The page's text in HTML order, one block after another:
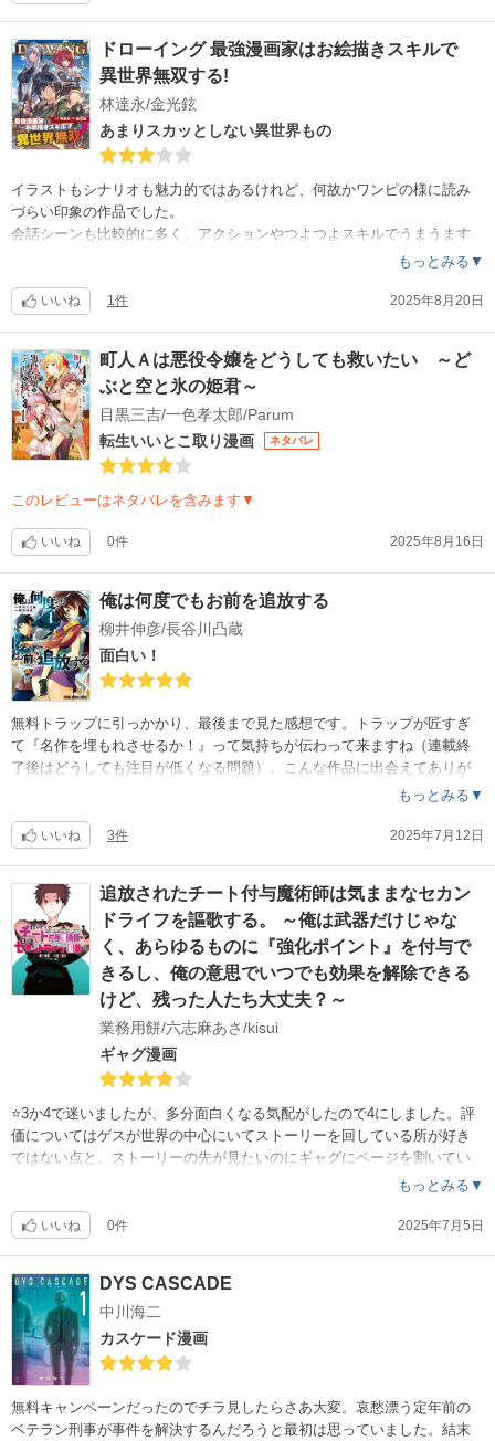
ドローイング 最強漫画家はお絵描きスキルで
異世界無双する!
林達永/金光鉉
あまりスカッとしない異世界もの
イラストもシナリオも魅力的ではあるけれど、何故かワンピの様に読み
づらい印象の作品でした。
会話シーンも比較的に多く、アクションやつよつよスキルでうまうます
るシーンが少ない印象です。（会話の中で能力すげー！からドヒャーす
気軽にサクサク読めなかった点でこの評価となりました。
もっとみる▼
いいね 1件 2025年8月20日
町人Ａは悪役令嬢をどうしても救いたい ～ど
ぶと空と氷の姫君～
目黒三吉/一色孝太郎/Parum
転生いいとこ取り漫画
ネタバレ
このレビューはネタバレを含みます▼
いいね 0件 2025年8月16日
俺は何度でもお前を追放する
柳井伸彦/長谷川凸蔵
面白い！
無料トラップに引っかかり、最後まで見た感想です。トラップが匠すぎ
て『名作を埋もれさせるか！』って気持ちが伝わって来ますね（連載終
了後はどうしても注目が低くなる問題）。こんな作品に出会えてありが
冒険者が成り上がってざまぁ！します系ですかぁ？』『でもまあ好きだ
切られますので期待して下さい。この作品は『予想した未来を裏切られ
て、先に配置されていた伏線を回収して、予想しない結果にたどり着く
漫画』です。大体『なろう系で出てくる聖女はカス』だとか『ヘラヘラ
して女はべらせてるチャラ男はクズ』とか思いますよね。とりあえず、2
巻まで読むと続きが見たくてたまらなくなりますし、3巻まで読むと『こ
の作品は4巻で完結だよな？あれ？』となります。長くなりましたが、ス
トーリーも作画も凄いので気になった方は見てみる事をおすすめします
もっとみる▼
いいね 3件 2025年7月12日
追放されたチート付与魔術師は気ままなセカン
ドライフを謳歌する。 ～俺は武器だけじゃな
く、あらゆるものに『強化ポイント』を付与で
きるし、俺の意思でいつでも効果を解除できる
けど、残った人たち大丈夫？～
業務用餅/六志麻あさ/kisui
ギャグ漫画
⭐️3か4で迷いましたが、多分面白くなる気配がしたので4にしました。評
価についてはゲスが世界の中心にいてストーリーを回している所が好き
ではない点と、ストーリーの先が見たいのにギャグにページを割いてい
て、『早くしてくれ』と感じた点ですかね。主人公がちょっとアホで、
はウオオオオ！してくれとは思いました。
もっとみる▼
いいね 0件 2025年7月5日
DYS CASCADE
中川海二
カスケード漫画
無料キャンペーンだったのでチラ見したらさあ大変。哀愁漂う定年前の
ベテラン刑事が事件を解決するんだろうと最初は思っていました。結末